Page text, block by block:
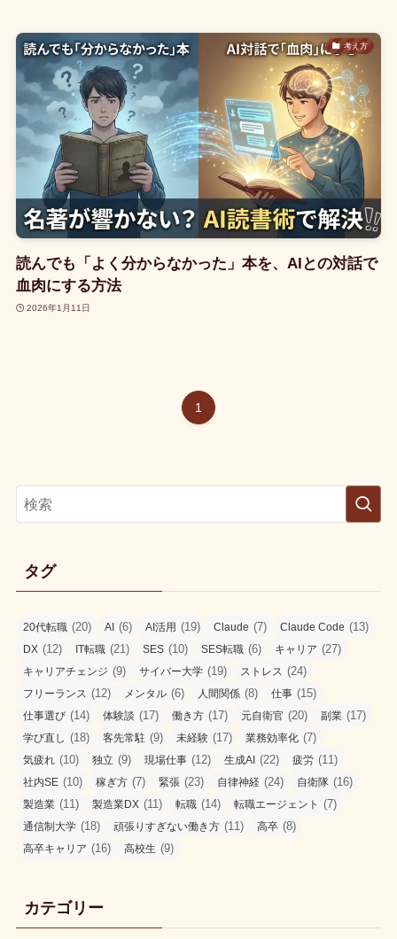
考え方
読んでも「よく分からなかった」本を、AIとの対話で
血肉にする方法
2026年1月11日
1
タグ
20代転職 (20) AI (6) AI活用 (19) Claude (7) Claude Code (13)
DX (12) IT転職 (21) SES (10) SES転職 (6) キャリア (27)
キャリアチェンジ (9) サイバー大学 (19) ストレス (24)
フリーランス (12) メンタル (6) 人間関係 (8) 仕事 (15)
仕事選び (14) 体験談 (17) 働き方 (17) 元自衛官 (20) 副業 (17)
学び直し (18) 客先常駐 (9) 未経験 (17) 業務効率化 (7)
気疲れ (10) 独立 (9) 現場仕事 (12) 生成AI (22) 疲労 (11)
社内SE (10) 稼ぎ方 (7) 緊張 (23) 自律神経 (24) 自衛隊 (16)
製造業 (11) 製造業DX (11) 転職 (14) 転職エージェント (7)
通信制大学 (18) 頑張りすぎない働き方 (11) 高卒 (8)
高卒キャリア (16) 高校生 (9)
カテゴリー